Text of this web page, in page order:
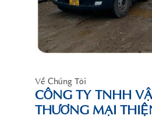
Về Chúng Tôi
CÔNG TY TNHH
THƯƠNG MẠI